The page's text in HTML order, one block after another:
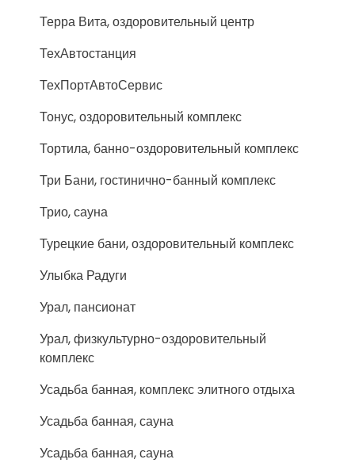
Терра Вита, оздоровительный центр
ТехАвтостанция
ТехПортАвтоСервис
Тонус, оздоровительный комплекс
Тортила, банно-оздоровительный комплекс
Три Бани, гостинично-банный комплекс
Трио, сауна
Турецкие бани, оздоровительный комплекс
Улыбка Радуги
Урал, пансионат
Урал, физкультурно-оздоровительный
комплекс
Усадьба банная, комплекс элитного отдыха
Усадьба банная, сауна
Усадьба банная, сауна